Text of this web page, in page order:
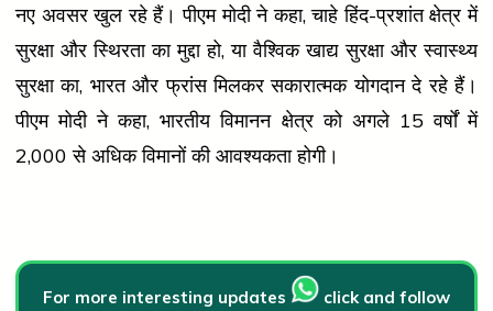
नए अवसर खुल रहे हैं। पीएम मोदी ने कहा, चाहे हिंद-प्रशांत क्षेत्र में
सुरक्षा और स्थिरता का मुद्दा हो, या वैश्विक खाद्य सुरक्षा और स्वास्थ्य
सुरक्षा का, भारत और फ्रांस मिलकर सकारात्मक योगदान दे रहे हैं।
पीएम मोदी ने कहा, भारतीय विमानन क्षेत्र को अगले 15 वर्षों में
2,000 से अधिक विमानों की आवश्यकता होगी।
For more interesting updates
click and follow